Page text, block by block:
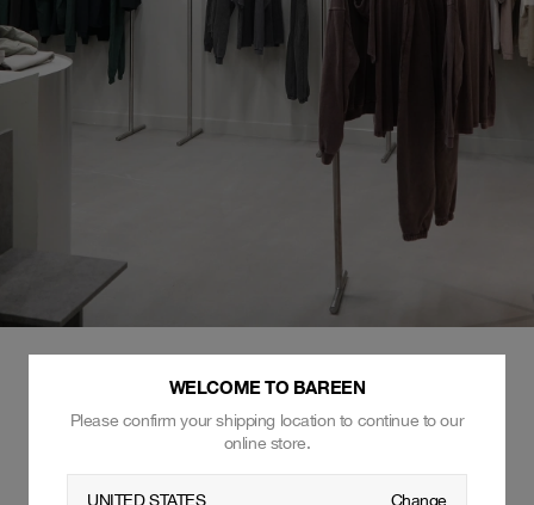
OPDATER DIN PROFIL OG FÅ RABAT
WELCOME TO BAREEN
Please confirm your shipping location to continue to our
online store.
UNITED STATES Change